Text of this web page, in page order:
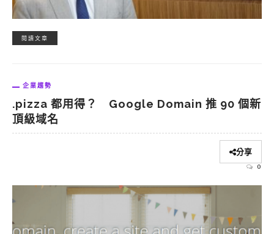
閱讀文章
企業趨勢
.pizza 都用得？ Google Domain 推 90 個新
頂級域名
分享
0